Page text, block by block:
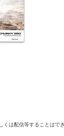
は配信等することはでき